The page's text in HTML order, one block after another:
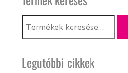
Keresés
következőre:
Legutóbbi cikkek